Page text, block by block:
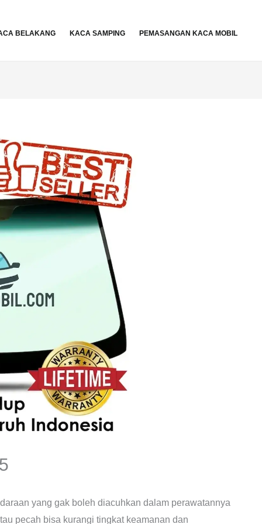
BELAKANG KACA SAMPING PEMASANGAN KACA MOBIL
yang gak boleh diacuhkan dalam perawatannya
pecah bisa kurangi tingkat keamanan dan